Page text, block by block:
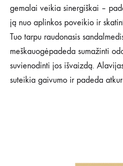
gemalai veikia sinergiškai –
ją nuo aplinkos poveikio ir
Tuo tarpu raudonasis
meškauogėpadeda sumažinti
suvienodinti jos išvaizdą.
suteikia gaivumo ir padeda